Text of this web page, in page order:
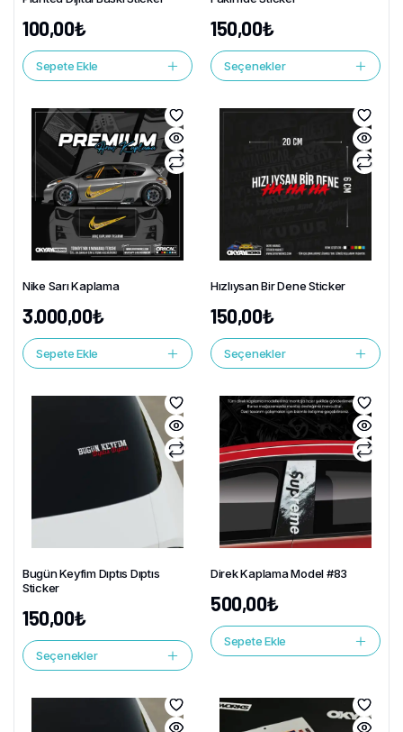
100,00₺
Sepete Ekle
150,00₺
Seçenekler
Nike Sarı Kaplama
3.000,00₺
Sepete Ekle
Hızlıysan Bir Dene Sticker
150,00₺
Seçenekler
Bugün Keyfim Dıptıs Dıptıs
Sticker
150,00₺
Seçenekler
Direk Kaplama Model #83
500,00₺
Sepete Ekle